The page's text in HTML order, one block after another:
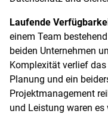
Laufende
einem Team
beiden Unternehmen
Komplexität verlief
Planung und ein
Projektmanagement
und Leistung waren